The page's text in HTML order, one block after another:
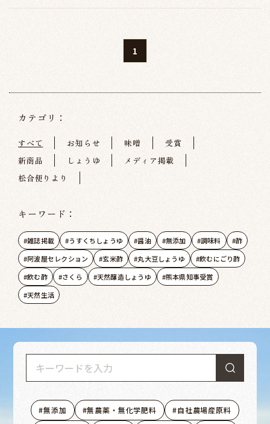
1
カテゴリ：
すべて お知らせ 味噌
受賞
新商品
しょうゆ
メディア掲載
松合便りより
キーワード：
雑誌掲載 うすくちしょうゆ 醤油 無添加 調味料
酢
阿波屋セレクション
玄米酢 丸大豆しょうゆ
飲むにごり酢
飲む酢
さくら 天然醸造しょうゆ
熊本県知事受賞
天然生活
無添加 無農薬・無化学肥料
自社農場産原料